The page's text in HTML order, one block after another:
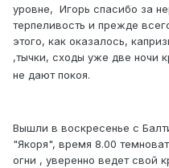
уровне, Игорь спасибо за
терпеливость и прежде
этого, как оказалось,
,тычки, сходы уже две ночи
не дают покоя.
Вышли в воскресенье с
"Якоря", время 8.00
огни , уверенно ведет свой